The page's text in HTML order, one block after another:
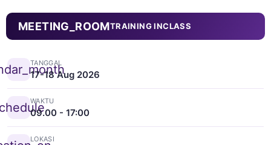
MEETING_ROOMTRAINING INCLASS
TANGGAL
17-18 Aug 2026
WAKTU
09.00 - 17:00
LOKASI